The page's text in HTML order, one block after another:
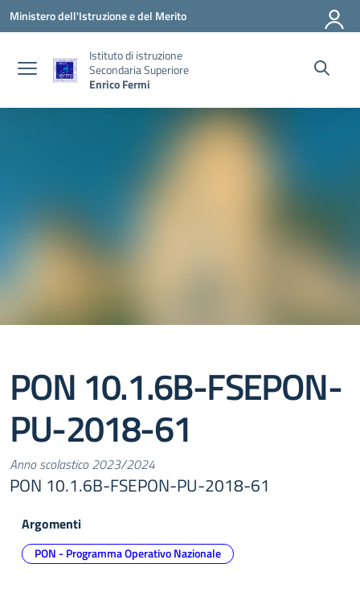
Vai ai contenuti
Vai al menu di navigazione
Vai al footer
Ministero dell'Istruzione e del Merito
Istituto di istruzione
Secondaria Superiore
Enrico Fermi
PON 10.1.6B-FSEPON-
PU-2018-61
Anno scolastico 2023/2024
PON 10.1.6B-FSEPON-PU-2018-61
Argomenti
PON - Programma Operativo Nazionale